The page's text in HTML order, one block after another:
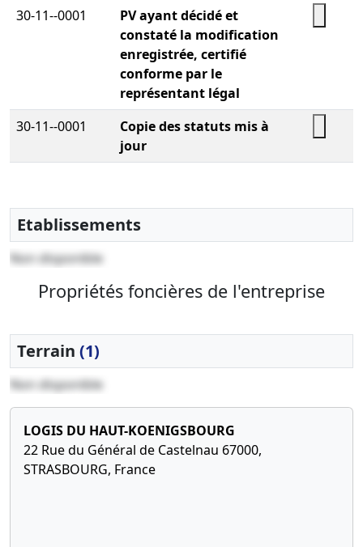
30-11--0001
PV ayant décidé et
constaté la modification
enregistrée, certifié
conforme par le
représentant légal
30-11--0001
Copie des statuts mis à
jour
Etablissements
Non disponible
Propriétés foncières de l'entreprise
Terrain (1)
Non disponible
LOGIS DU HAUT-KOENIGSBOURG
22 Rue du Général de Castelnau 67000,
STRASBOURG, France